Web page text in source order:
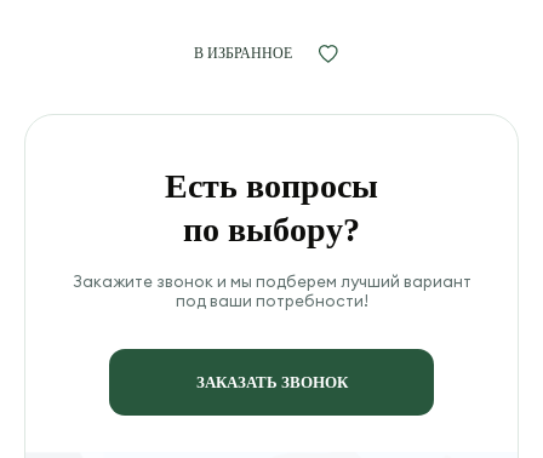
В ИЗБРАННОЕ
Есть вопросы
по выбору?
Закажите звонок и мы подберем лучший вариант
под ваши потребности!
ЗАКАЗАТЬ ЗВОНОК